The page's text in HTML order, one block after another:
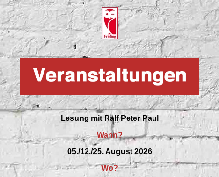
Lesung mit Ralf Peter Paul
Wann?
05./12./25. August 2026
Wo?